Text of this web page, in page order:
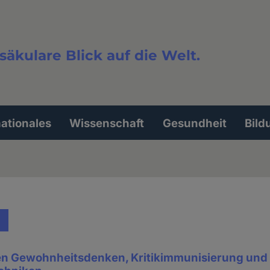
Blick auf die Welt.
Wissenschaft Gesundheit
Gewohnheitsdenken, Kritikimmunisierung und